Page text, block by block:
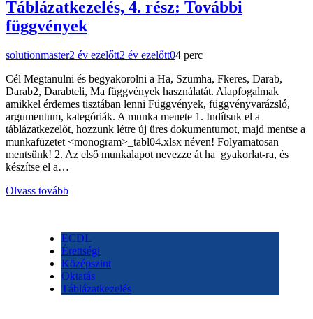
Táblázatkezelés, 4. rész: További
függvények
solutionmaster2 év ezelőtt2 év ezelőtt04 perc
Cél Megtanulni és begyakorolni a Ha, Szumha, Fkeres, Darab,
Darab2, Darabteli, Ma függvények használatát. Alapfogalmak
amikkel érdemes tisztában lenni Függvények, függvényvarázsló,
argumentum, kategóriák. A munka menete 1. Indítsuk el a
táblázatkezelőt, hozzunk létre új üres dokumentumot, majd mentse a
munkafüzetet <monogram>_tabl04.xlsx néven! Folyamatosan
mentsünk! 2. Az első munkalapot nevezze át ha_gyakorlat-ra, és
készítse el a…
Olvass tovább
ECDL
Érettségi
Középszint
Oktatás
Táblázatkezelés